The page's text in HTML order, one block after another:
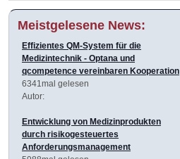
Meistgelesene News:
Effizientes QM-System für die
Medizintechnik - Optana und
qcompetence vereinbaren Kooperation
6341mal gelesen
Autor:
Entwicklung von Medizinprodukten
durch risikogesteuertes
Anforderungsmanagement